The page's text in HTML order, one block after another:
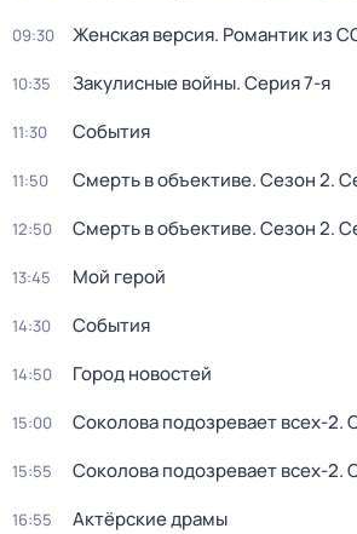
09:30 Женская версия. Романтик из
10:35 Закулисные войны. Серия 7-я
11:30 События
11:50 Смерть в объективе. Сезон 2.
12:50 Смерть в объективе. Сезон 2.
13:45 Мой герой
14:30 События
14:50 Город новостей
15:00 Соколова подозревает всех-2.
15:55 Соколова подозревает всех-2.
16:55 Актёрские драмы